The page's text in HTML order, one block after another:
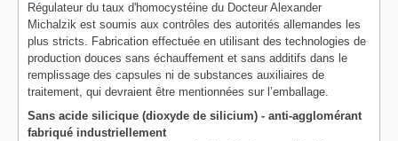
Régulateur du taux d'homocystéine du Docteur Alexander
Michalzik est soumis aux contrôles des autorités allemandes les
plus stricts. Fabrication effectuée en utilisant des technologies de
production douces sans échauffement et sans additifs dans le
remplissage des capsules ni de substances auxiliaires de
traitement, qui devraient être mentionnées sur l’emballage.
Sans acide silicique (dioxyde de silicium) - anti-agglomérant
fabriqué industriellement